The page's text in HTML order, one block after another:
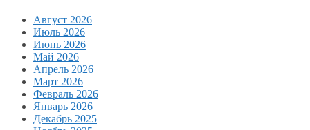
Август 2026
Июль 2026
Июнь 2026
Май 2026
Апрель 2026
Март 2026
Февраль 2026
Январь 2026
Декабрь 2025